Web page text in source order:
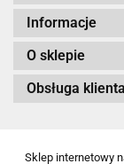
Informacje
O sklepie
Obsługa klienta
Sklep internetowy